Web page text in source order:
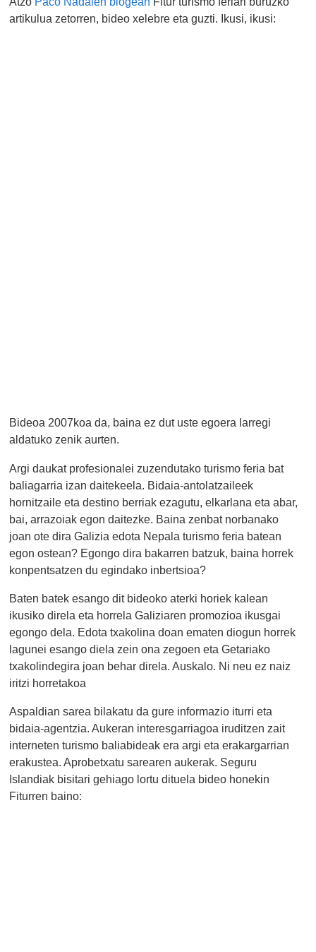
artikulua zetorren, bideo xelebre eta guzti. Ikusi, ikusi:
Bideoa 2007koa da, baina ez dut uste egoera larregi
aldatuko zenik aurten.
Argi daukat profesionalei zuzendutako turismo feria bat
baliagarria izan daitekeela. Bidaia-antolatzaileek
hornitzaile eta destino berriak ezagutu, elkarlana eta abar,
bai, arrazoiak egon daitezke. Baina zenbat norbanako
joan ote dira Galizia edota Nepala turismo feria batean
egon ostean? Egongo dira bakarren batzuk, baina horrek
konpentsatzen du egindako inbertsioa?
Baten batek esango dit bideoko aterki horiek kalean
ikusiko direla eta horrela Galiziaren promozioa ikusgai
egongo dela. Edota txakolina doan ematen diogun horrek
lagunei esango diela zein ona zegoen eta Getariako
txakolindegira joan behar direla. Auskalo. Ni neu ez naiz
iritzi horretakoa
Aspaldian sarea bilakatu da gure informazio iturri eta
bidaia-agentzia. Aukeran interesgarriagoa iruditzen zait
interneten turismo baliabideak era argi eta erakargarrian
erakustea. Aprobetxatu sarearen aukerak. Seguru
Islandiak bisitari gehiago lortu dituela bideo honekin
Fiturren baino: